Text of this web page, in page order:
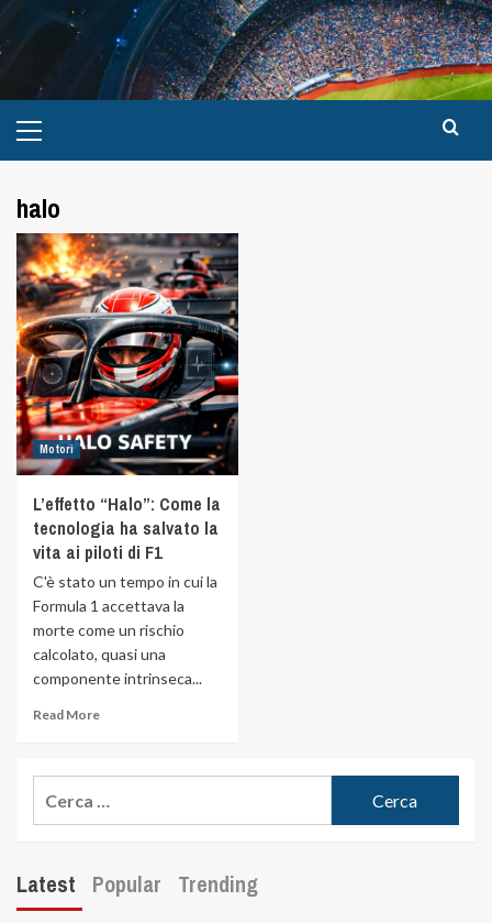
halo
Motori
L’effetto “Halo”: Come la
tecnologia ha salvato la
vita ai piloti di F1
C'è stato un tempo in cui la
Formula 1 accettava la
morte come un rischio
calcolato, quasi una
componente intrinseca...
Read More
Latest Popular Trending